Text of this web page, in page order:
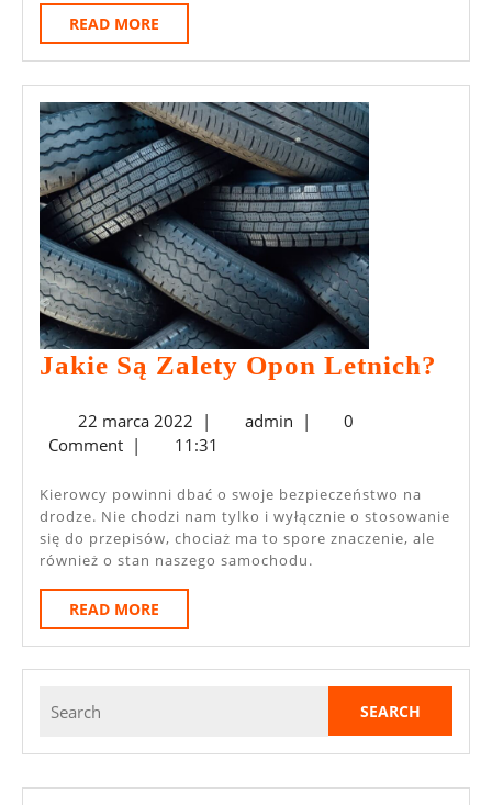
Dywaników
Samochodowych
Do
Forda
Kuga
READ MORE
MORE
Jakie Są Zalety Opon Letnich?
22 marca 202222
marca
| adminadmin
|
0
Comment | 11:31
Kierowcy powinni dbać o swoje bezpieczeństwo na
drodze. Nie chodzi nam tylko i wyłącznie o stosowanie
się do przepisów, chociaż ma to spore znaczenie, ale
również o stan naszego samochodu.
READ MORE
MORE
for: